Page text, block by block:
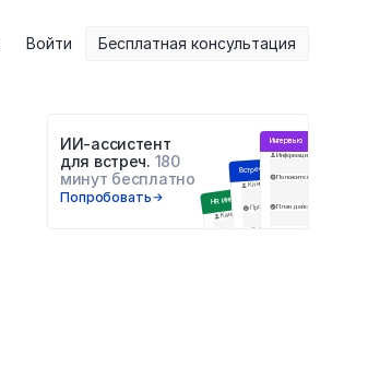
Войти Бесплатная консультация
ИИ-ассистент
для встреч. 180
минут бесплатно
Попробовать HR Интервью
Кандидат
Встреча с клиентом
Клиент
Проблемы и блокеры
Последующие шаги
Интервью
Информация о респонденте
Положительное
План действий